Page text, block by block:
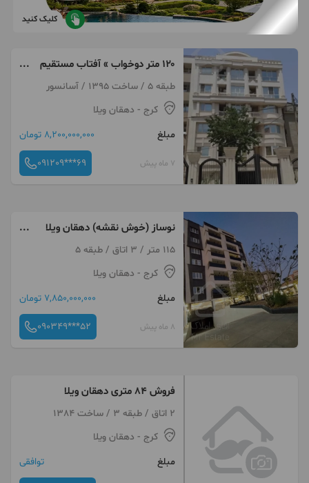
کلیک کنید
۱۲۰ متر دوخواب » آفتاب مستقیم
» فول » یاسر ها
طبقه 5 / ساخت 1395 / آسانسور
کرج - دهقان ویلا
مبلغ
8,200,000,000 تومان
7 ماه پیش 091209***69
نوساز (خوش نقشه) دهقان ویلا
اول 115متر
115 متر / 3 اتاق / طبقه 5
کرج - دهقان ویلا
مبلغ
7,850,000,000 تومان
8 ماه پیش 090349***52
فروش ۸۴ متری دهقان ویلا
2 اتاق / طبقه 3 / ساخت 1384
کرج - دهقان ویلا
مبلغ
توافقی